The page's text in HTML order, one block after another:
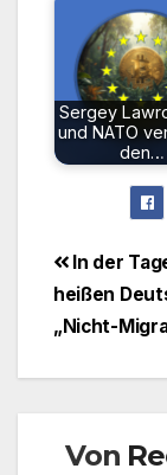
Sergey
und NATO
den…
In der
heißen
„Nicht-
Von